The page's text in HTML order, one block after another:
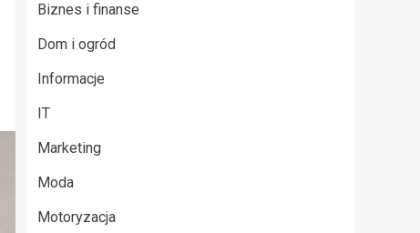
Biznes i finanse
Dom i ogród
Informacje
IT
Marketing
Moda
Motoryzacja